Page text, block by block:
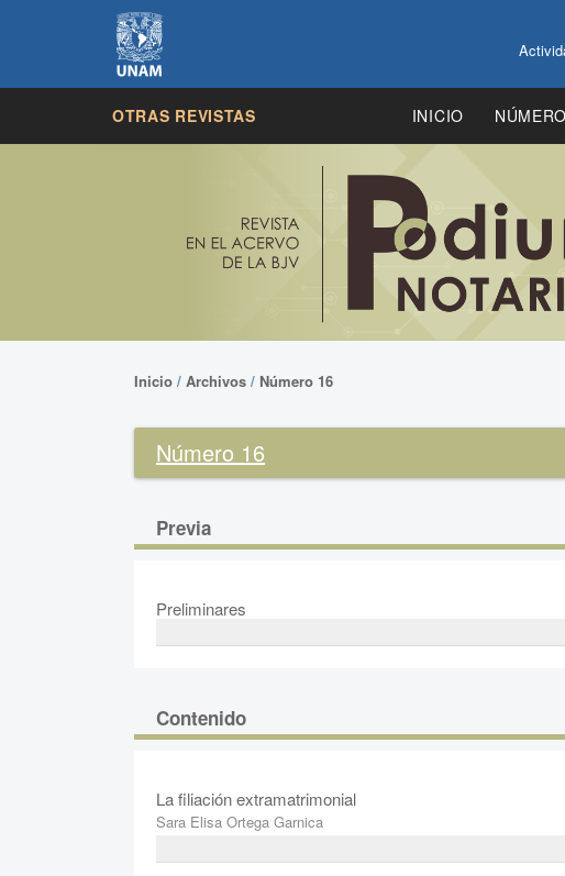
OTRAS REVISTAS INICIO
Inicio / Archivos / Número 16
Número 16
Previa
Preliminares
Contenido
La filiación extramatrimonial
Sara Elisa Ortega Garnica